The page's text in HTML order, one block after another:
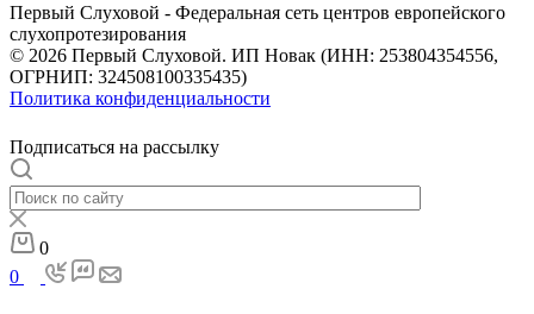
Первый Слуховой - Федеральная сеть центров европейского
слухопротезирования
© 2026 Первый Слуховой. ИП Новак (ИНН: 253804354556,
ОГРНИП: 324508100335435)
Политика конфиденциальности
Подписаться на рассылку
0
0